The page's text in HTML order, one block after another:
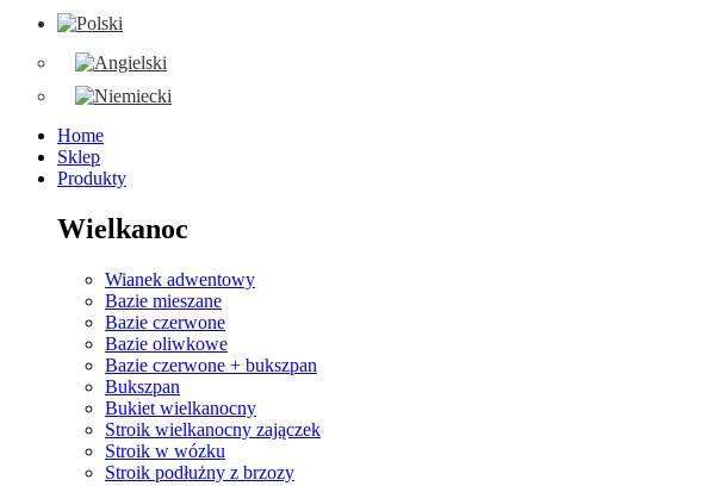
Home
Sklep
Produkty
Wielkanoc
Wianek adwentowy
Bazie mieszane
Bazie czerwone
Bazie oliwkowe
Bazie czerwone + bukszpan
Bukszpan
Bukiet wielkanocny
Stroik wielkanocny zajączek
Stroik w wózku
Stroik podłużny z brzozy